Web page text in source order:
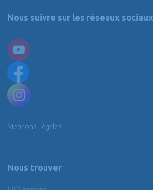
Nous suivre sur les réseaux sociaux
Mentions Légales
Nous trouver